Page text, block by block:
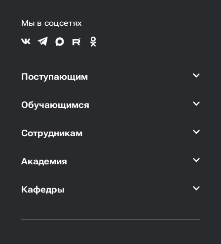
Мы в соцсетях
Поступающим
Обучающимся
Сотрудникам
Академия
Кафедры